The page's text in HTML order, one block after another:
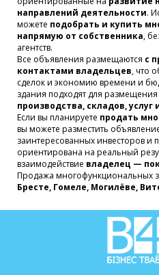
направлений деятельности.
можете подобрать и купить
напрямую от собственника,
агентств.
Все объявления размещаются с
контактами владельцев, что
сделок и экономию времени и
здания подходят для размещения
производства, складов, услуг
Если вы планируете продать
вы можете разместить
заинтересованных инвесторов и
ориентирована на реальный
взаимодействие владелец —
Продажа многофункциональных
Бресте, Гомеле, Могилёве,